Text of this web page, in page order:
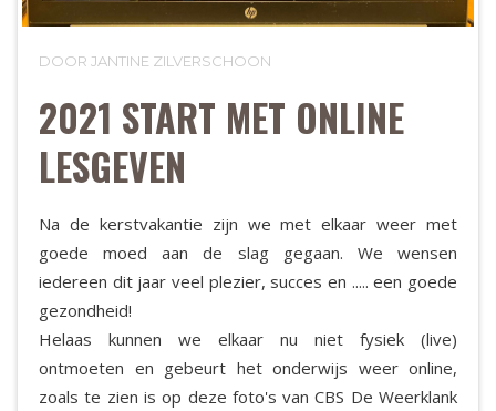
DOOR JANTINE ZILVERSCHOON
2021 START MET ONLINE
LESGEVEN
Na de kerstvakantie zijn we met elkaar weer met
goede moed aan de slag gegaan. We wensen
iedereen dit jaar veel plezier, succes en ..... een goede
gezondheid!
Helaas kunnen we elkaar nu niet fysiek (live)
ontmoeten en gebeurt het onderwijs weer online,
zoals te zien is op deze foto's van CBS De Weerklank